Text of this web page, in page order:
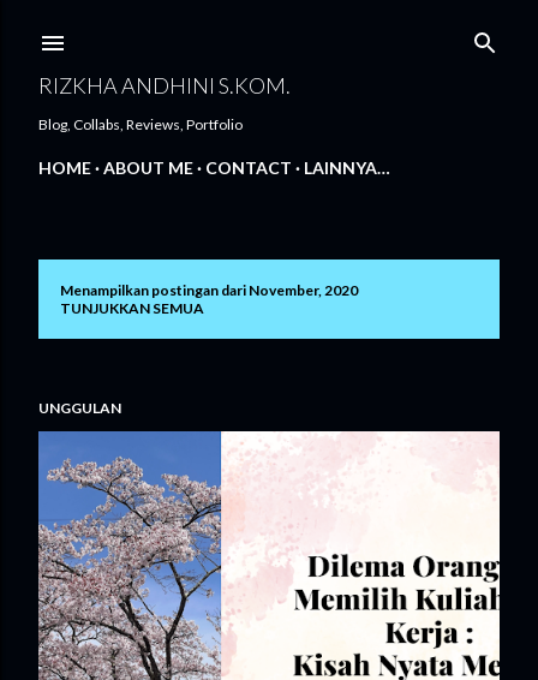
RIZKHA ANDHINI S.KOM.
Blog, Collabs, Reviews, Portfolio
HOME ABOUT ME CONTACT LAINNYA…
s
t
i
n
g
a
n
Menampilkan postingan dari November, 2020
TUNJUKKAN SEMUA
UNGGULAN